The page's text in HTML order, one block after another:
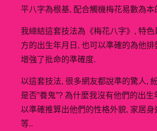
平八字為根基, 配合觸機梅花易數為本
我總結這套技法為《梅花八字》, 特
方的出生年月日, 也可以準確的為他排
增強了批命的準確度.
以這套技法, 很多網友都說準的驚人,
是否”養鬼”? 為什麼我沒有他們的出
以準確推算出他們的性格外貌, 家居身
等..